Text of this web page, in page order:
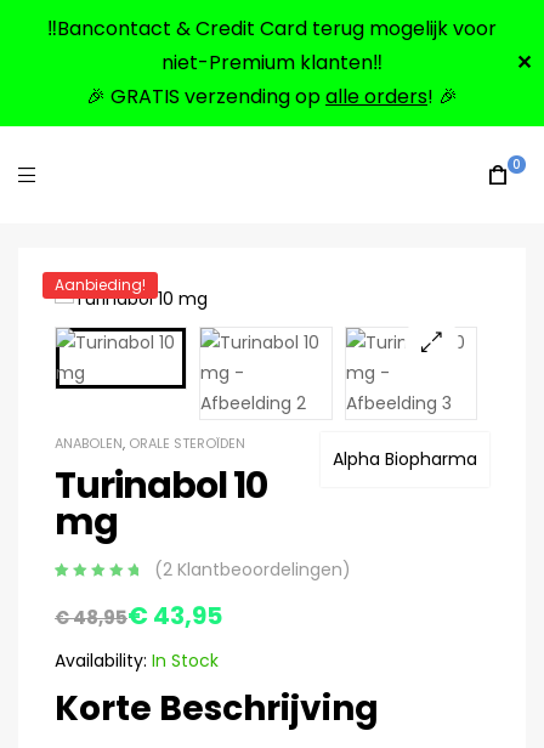
‼️Bancontact & Credit Card terug mogelijk voor
niet-Premium klanten‼️
🎉 GRATIS verzending opalle orders! 🎉
✕
0
Aanbieding!
Alpha Biopharma
ANABOLEN, ORALE STEROÏDEN
Turinabol 10
mg
5.00op 5
klant
(2Klantbeoordelingen)
€48,95€ 43,95
Availability: In Stock
Korte Beschrijving